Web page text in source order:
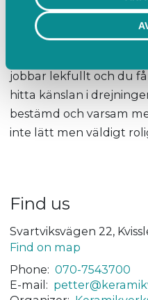
Prova på drejning (120
Under 2 timmar får du
jobbar lekfullt och du
hitta känslan i
bestämd och varsam
inte lätt men väldigt
Find us
Svartviksvägen 22,
Find on map
Phone: 070-7543700
E-mail: